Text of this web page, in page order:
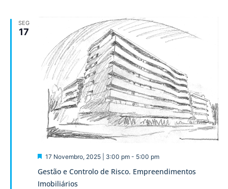
SEG
17
Gestão e Controlo de Risco. Empreendimentos
Imobiliários
Destaque
17 Novembro, 2025 | 3:00 pm- 5:00 pm